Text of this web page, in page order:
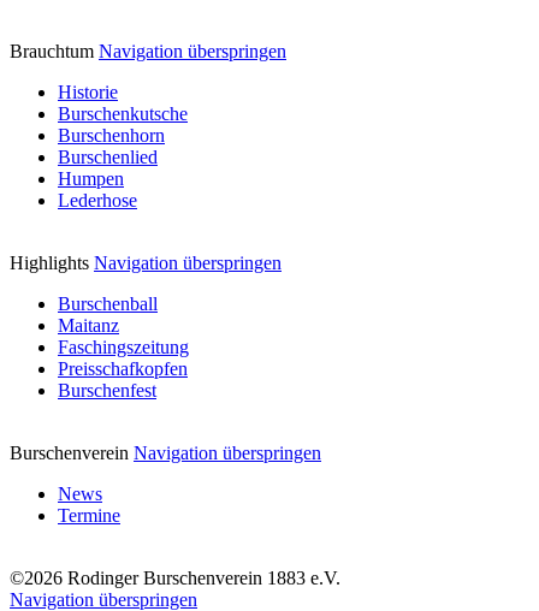
Brauchtum Navigation überspringen
Historie
Burschenkutsche
Burschenhorn
Burschenlied
Humpen
Lederhose
Highlights Navigation überspringen
Burschenball
Maitanz
Faschingszeitung
Preisschafkopfen
Burschenfest
Burschenverein Navigation überspringen
News
Termine
©2026 Rodinger Burschenverein 1883 e.V.
Navigation überspringen